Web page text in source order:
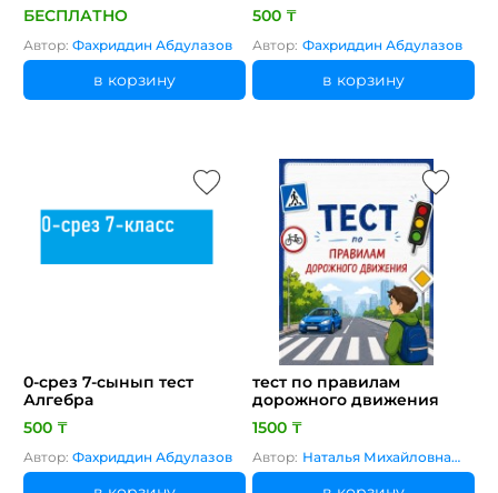
БЕСПЛАТНО
Автор: Фахриддин Абдулазов
в корзину
500 ₸
Автор: Фахриддин Абдулазов
в корзину
0-срез 7-сынып тест
Алгебра
500 ₸
Автор: Фахриддин Абдулазов
тест по правилам
дорожного движения
1500 ₸
Автор: Наталья Михайловна
Соколова